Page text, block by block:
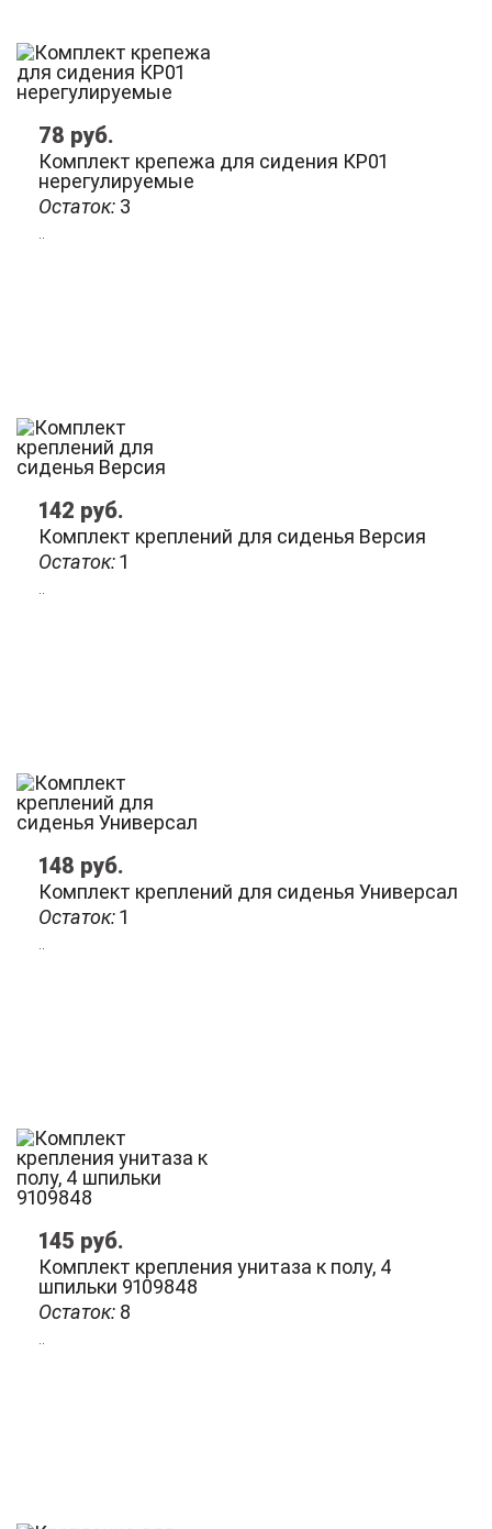
Остаток: 3
Комплект крепежа для сидения КР01
нерегулируемые
78 руб.
Остаток:1
Комплект креплений для сиденья Версия
142 руб.
Остаток:1
Комплект креплений для сиденья Универсал
148 руб.
Остаток: 8
Комплект крепления унитаза к полу, 4
шпильки 9109848
145 руб.